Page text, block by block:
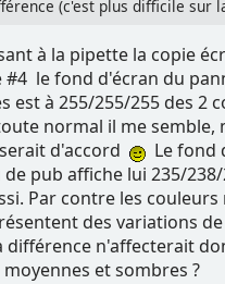
(c'est plus difficile sur
à la pipette la copie
#4 le fond d'écran du
est à 255/255/255 des 2
normal il me semble,
d'accord
Le fond
pub affiche lui 235/
Par contre les
des variations
différence n'affecterait
et sombres ?